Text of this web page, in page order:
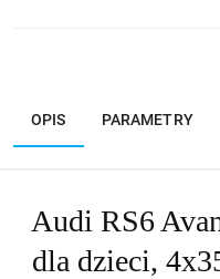
OPIS PARAMETRY
Audi RS6
dla dzieci,